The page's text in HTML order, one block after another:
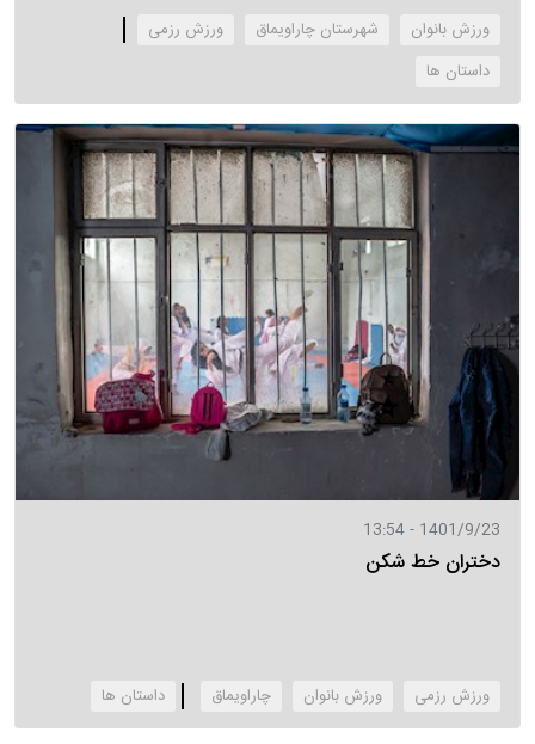
ورزش بانوان شهرستان چاراویماق
ورزش رزمی
‌داستان ها
1401/9/23 - 13:54
دختران خط شکن
ورزش رزمی ورزش بانوان چاراویماق ‌داستان ها